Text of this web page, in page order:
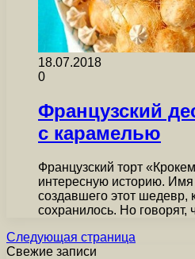
18.07.2018
0
Французский
с карамелью
Французский торт
интересную историю. Имя
создавшего этот шедевр,
сохранилось. Но говорят,
Следующая страница
Свежие записи